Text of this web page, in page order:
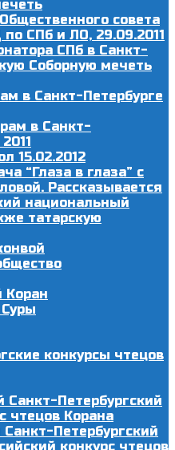
совета
СПб и ЛО, 29.09.2011
СПб в Санкт-
Соборную мечеть
в Санкт-Петербурге
в Санкт-
15.02.2012
“Глаза в глаза” с
Рассказывается
национальный
татарскую
Коран
конкурсы чтецов
Санкт-Петербургский
чтецов Корана
Санкт-Петербургский
конкурс чтецов